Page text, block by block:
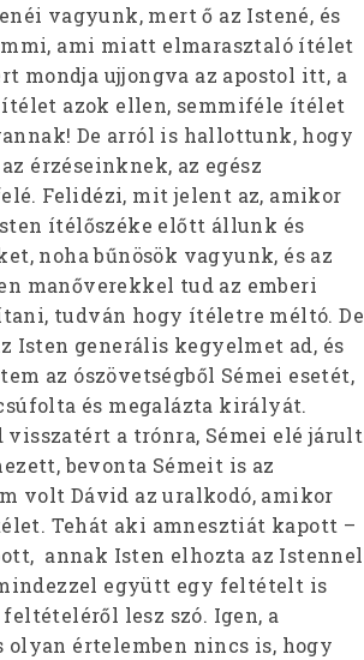
vagyunk, mert ő az Istené, és
ami miatt elmarasztaló ítélet
mondja ujjongva az apostol itt, a
ítélet azok ellen, semmiféle ítélet
De arról is hallottunk, hogy
érzéseinknek, az egész
Felidézi, mit jelent az, amikor
ítélőszéke előtt állunk és
noha bűnösök vagyunk, és az
manőverekkel tud az emberi
tudván hogy ítéletre méltó. De
Isten generális kegyelmet ad, és
az ószövetségből Sémei esetét,
és megalázta királyát.
a trónra, Sémei elé járult
bevonta Sémeit is az
volt Dávid az uralkodó, amikor
Tehát aki amnesztiát kapott –
annak Isten elhozta az Istennel
együtt egy feltételt is
lesz szó. Igen, a
értelemben nincs is, hogy